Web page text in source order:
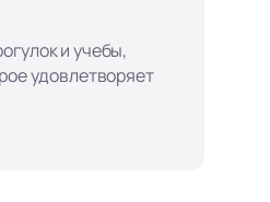
и учебы,
удовлетворяет